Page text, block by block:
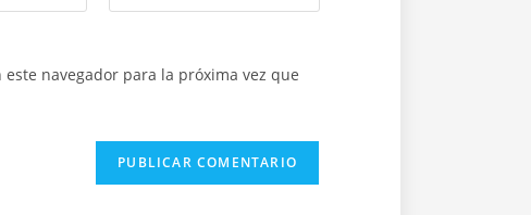
navegador para la próxima vez que